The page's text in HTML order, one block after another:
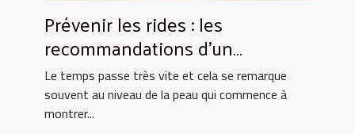
Prévenir les rides : les
recommandations d’un
dermatologue
Le temps passe très vite et cela se remarque
souvent au niveau de la peau qui commence à
montrer...